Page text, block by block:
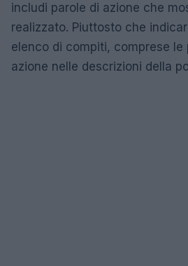
includi parole di azione che
realizzato. Piuttosto che
elenco di compiti, comprese le
azione nelle descrizioni della